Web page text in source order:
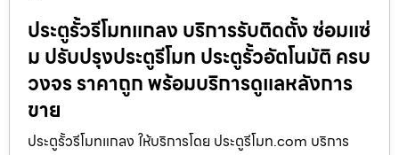
ประตูรั้วรีโมทแกลง บริการรับติดตั้ง ซ่อมแซ่
ม ปรับปรุงประตูรีโมท ประตูรั้วอัตโนมัติ ครบ
วงจร ราคาถูก พร้อมบริการดูแลหลังการ
ขาย
ประตูรั้วรีโมทแกลง ให้บริการโดย ประตูรีโมท.com บริการ